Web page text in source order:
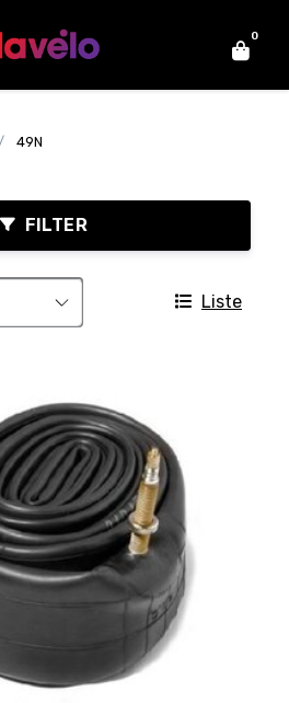
0
49N
FILTER
Liste